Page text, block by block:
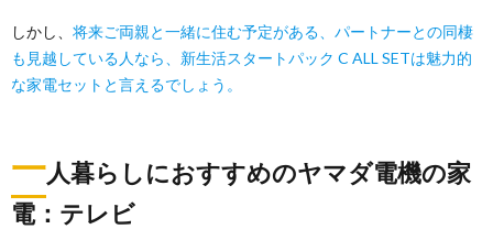
しかし、 将来ご両親と一緒に住む予定がある、パートナーとの同棲
も見越している人なら、新生活スタートパック C ALL SETは魅力的
な家電セットと言えるでしょう。
一人暮らしにおすすめのヤマダ電機の家
電：テレビ